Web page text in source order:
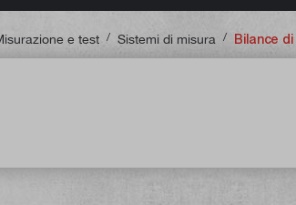
e test / Sistemi di misura / Bilance